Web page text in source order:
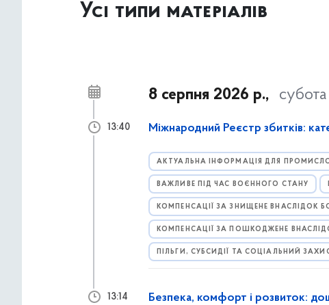
Усі типи матеріалів
8 серпня 2026 р., субота
Міжнародний Реєстр збитків:
АКТУАЛЬНА ІНФОРМАЦІЯ ДЛЯ
ВАЖЛИВЕ ПІД ЧАС ВОЄННОГО СТАНУ
КОМПЕНСАЦІЇ ЗА ЗНИЩЕНЕ ВНАСЛІДОК
КОМПЕНСАЦІЇ ЗА ПОШКОДЖЕНЕ
ПІЛЬГИ, СУБСИДІЇ ТА СОЦІАЛЬНИЙ
13:40
Безпека, комфорт і розвиток:
13:14